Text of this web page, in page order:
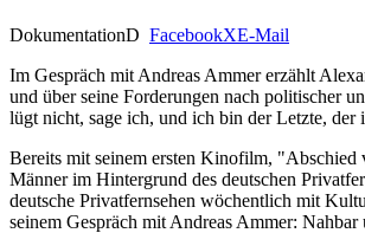
DokumentationD FacebookXE-Mail
Im Gespräch mit Andreas Ammer erzählt
und über seine Forderungen nach politischer
lügt nicht, sage ich, und ich bin der Letzte,
Bereits mit seinem ersten Kinofilm, "Abschied
Männer im Hintergrund des deutschen
deutsche Privatfernsehen wöchentlich mit
seinem Gespräch mit Andreas Ammer: